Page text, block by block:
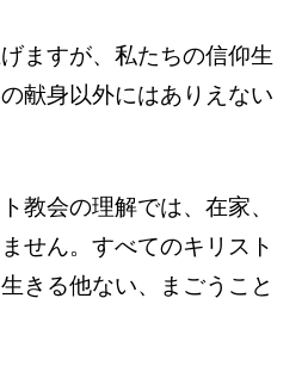
ますが、私たちの信仰生
献身以外にはありえない
教会の理解では、在家、
せん。すべてのキリスト
きる他ない、まごうこと